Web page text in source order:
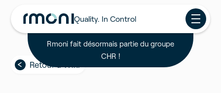
Quality. In Control
Rmoni fait désormais partie du groupe
CHR !
Retour à Wiki